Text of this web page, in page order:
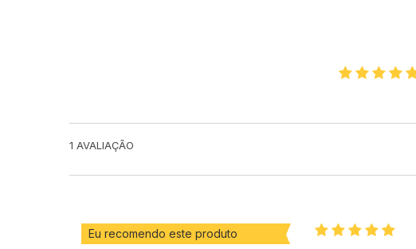
1 AVALIAÇÃO
Eu recomendo este produto